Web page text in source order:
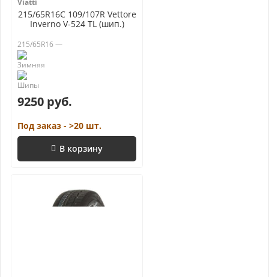
Viatti
215/65R16C 109/107R Vettore
Inverno V-524 TL (шип.)
215/65R16 —
9250 руб.
Под заказ - >20 шт.
В корзину